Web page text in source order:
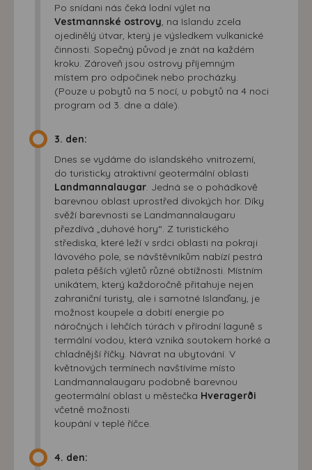
Po snídani nás čeká lodní výlet na
Vestmannské ostrovy , na Islandu zcela
ojedinělý útvar, který je výsledkem vulkanické
činnosti. Sopečný původ je znát na každém
kroku. Zároveň jsou ostrovy příjemným
místem pro odpočinek nebo procházky.
(Pouze u pobytů na 5 nocí, u pobytů na 4 noci
program od 3. dne a dále).
3. den:
Dnes se vydáme do islandského vnitrozemí,
do turisticky atraktivní geotermální oblasti
Landmannalaugar . Jedná se o pohádkově
barevnou oblast uprostřed divokých hor. Díky
svěží barevnosti se Landmannalaugaru
přezdívá „duhové hory“. Z turistického
střediska, které leží v srdci oblasti na pokraji
lávového pole, se návštěvníkům nabízí pestrá
paleta pěších výletů různé obtížnosti. Místním
unikátem, který každoročně přitahuje nejen
zahraniční turisty, ale i samotné Islanďany, je
možnost koupele a dobití energie po
náročných i lehčích túrách v přírodní laguně s
termální vodou, která vzniká soutokem horké a
chladnější říčky. Návrat na ubytování. V
květnových termínech navštívíme místo
Landmannalaugaru podobně barevnou
geotermální oblast u městečka Hveragerði
včetně možnosti
koupání v teplé říčce.
4. den: